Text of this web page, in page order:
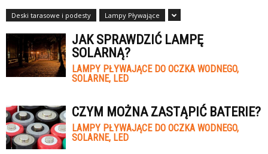
Deski tarasowe i podesty Lampy Pływające
JAK SPRAWDZIĆ LAMPĘ
SOLARNĄ?
LAMPY PŁYWAJĄCE DO OCZKA WODNEGO,
SOLARNE, LED
CZYM MOŻNA ZASTĄPIĆ BATERIE?
LAMPY PŁYWAJĄCE DO OCZKA WODNEGO,
SOLARNE, LED